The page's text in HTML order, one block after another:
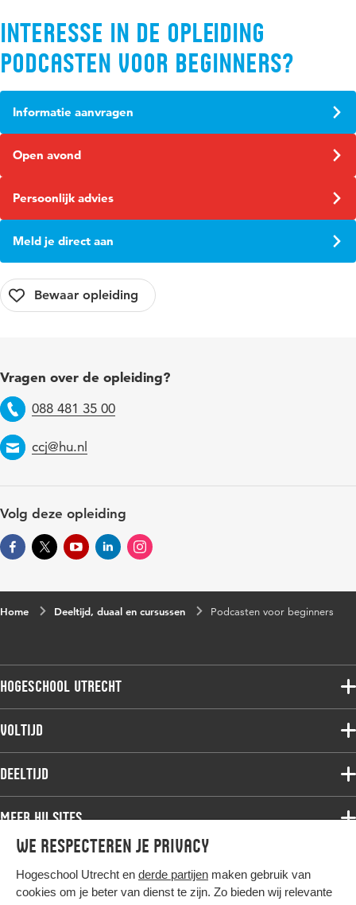
We respecteren je privacy
Hogeschool Utrecht en derde partijen maken gebruik van
cookies om je beter van dienst te zijn. Zo bieden wij relevante
Interesse in de opleiding
Podcasten voor beginners?
Informatie aanvragen
Open avond
Persoonlijk advies
Meld je direct aan
Vragen over de opleiding?
Telefoon
088 481 35 00
Email
ccj@hu.nl
Volg deze opleiding
Home Deeltijd, duaal en cursussen Podcasten voor beginners
Hogeschool Utrecht
Voltijdopleidingen
Deeltijdopleidingen
Onderzoek
Werken bij de HU
Contact
Voltijd
Associate degree
Bachelor
Master
Studiekeuze voltijd
Deeltijd
Associate degree
Bachelor
Master
Meer HU sites
HU International
HU Bibliotheek
Hier komt alles samen